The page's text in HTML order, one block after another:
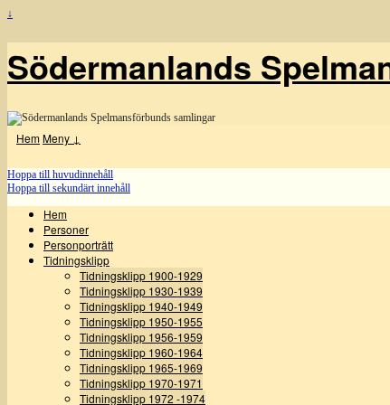
↓
Södermanlands
HemMeny ↓
Hoppa till huvudinnehåll
Hoppa till sekundärt innehåll
Hem
Personer
Personporträtt
Tidningsklipp
Tidningsklipp 1900-1929
Tidningsklipp 1930-1939
Tidningsklipp 1940-1949
Tidningsklipp 1950-1955
Tidningsklipp 1956-1959
Tidningsklipp 1960-1964
Tidningsklipp 1965-1969
Tidningsklipp 1970-1971
Tidningsklipp 1972 -1974